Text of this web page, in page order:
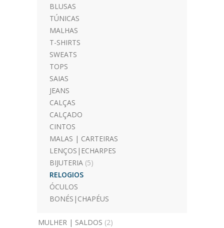
BLUSAS
TÚNICAS
MALHAS
T-SHIRTS
SWEATS
TOPS
SAIAS
JEANS
CALÇAS
CALÇADO
CINTOS
MALAS | CARTEIRAS
LENÇOS|ECHARPES
BIJUTERIA (5)
RELOGIOS
ÓCULOS
BONÉS|CHAPÉUS
MULHER | SALDOS (2)